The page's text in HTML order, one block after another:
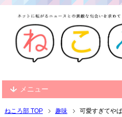
メニュー
ねころ部 TOP 趣味
可愛すぎてや